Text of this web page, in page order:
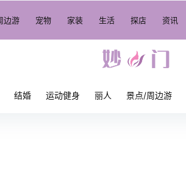
边游 宠物 家装 生活 探店 资讯
结婚 运动健身 丽人 景点/周边游